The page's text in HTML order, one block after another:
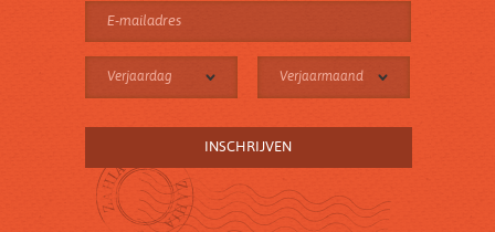
Verjaardag Verjaarmaand